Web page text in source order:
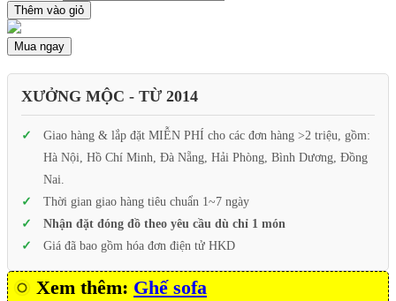
Thêm vào giỏ
Mua ngay
XƯỞNG MỘC - TỪ 2014
Giao hàng & lắp đặt MIỄN PHÍ cho các đơn hàng >2 triệu, gồm:
Hà Nội, Hồ Chí Minh, Đà Nẵng, Hải Phòng, Bình Dương, Đồng
Nai.
Thời gian giao hàng tiêu chuẩn 1~7 ngày
Nhận đặt đóng đồ theo yêu cầu dù chỉ 1 món
Giá đã bao gồm hóa đơn điện tử HKD
Xem thêm: Ghế sofa